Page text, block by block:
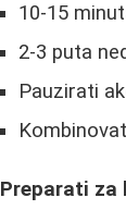
10-15
2-3 puta
Pauzirati
Preparati za